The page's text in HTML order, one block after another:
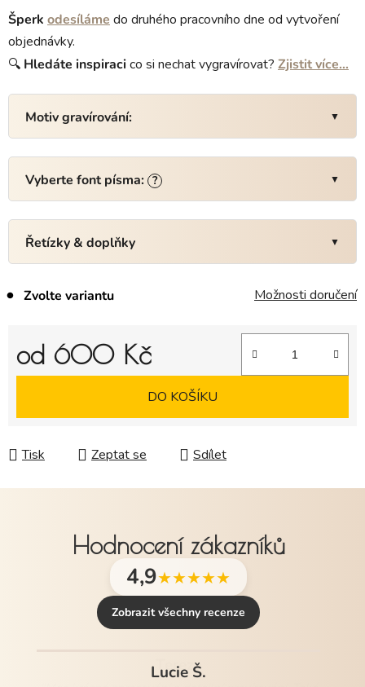
Šperk odesíláme do druhého pracovního dne od vytvoření
objednávky.
🔍 Hledáte inspiracico si nechat vygravírovat? Zjistit více…
Motiv gravírování:
Vyberte font písma: ?
Řetízky & doplňky
Zvolte variantu Možnosti doručení
od 600 Kč
Měrná cena:
DO KOŠÍKU
Tisk Zeptat se Sdílet
Hodnocení zákazníků
4,9★★★★★
Zobrazit všechny recenze
Lucie Š.